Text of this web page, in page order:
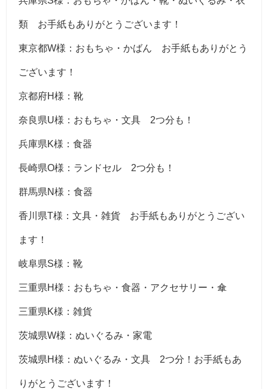
類 お手紙もありがとうございます！
東京都W様：おもちゃ・かばん お手紙もありがとう
ございます！
京都府H様：靴
奈良県U様：おもちゃ・文具 2つ分も！
兵庫県K様：食器
長崎県O様：ランドセル 2つ分も！
群馬県N様：食器
香川県T様：文具・雑貨 お手紙もありがとうござい
ます！
岐阜県S様：靴
三重県H様：おもちゃ・食器・アクセサリー・傘
三重県K様：雑貨
茨城県W様：ぬいぐるみ・家電
茨城県H様：ぬいぐるみ・文具 2つ分！お手紙もあ
りがとうございます！